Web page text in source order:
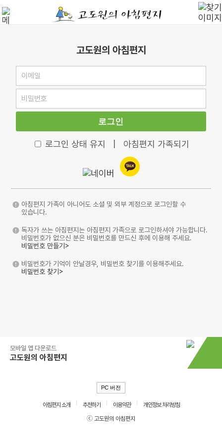
고도원의 아침편지
로그인
로그인 상태 유지 아침편지 가족되기
아침편지 가족이 아니어도 소셜 및 외부 계정으로 로그인할 수
있습니다.
독자가 쓰는 아침편지는 아침편지 가족으로 로그인하셔야 가능합니다.
비밀번호가 없으신 분은 비밀번호를 만드신 후에 이용해 주세요.
비밀번호 만들기>
비밀번호가 기억이 안날경우, 비밀번호 찾기를 이용해주세요.
비밀번호 찾기>
모바일 앱 다운로드
고도원의 아침편지
PC 버전
아침편지 소개 추천하기 이용약관
개인정보 처리방침
ⓒ 고도원의 아침편지